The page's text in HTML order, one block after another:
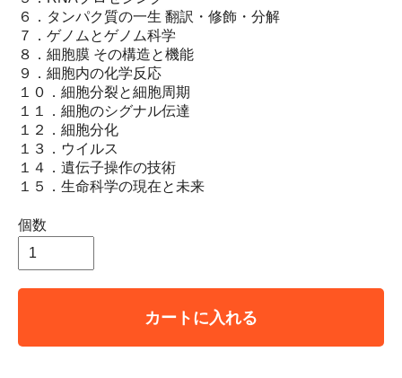
６．タンパク質の一生 翻訳・修飾・分解
７．ゲノムとゲノム科学
８．細胞膜 その構造と機能
９．細胞内の化学反応
１０．細胞分裂と細胞周期
１１．細胞のシグナル伝達
１２．細胞分化
１３．ウイルス
１４．遺伝子操作の技術
１５．生命科学の現在と未来
個数
カートに入れる